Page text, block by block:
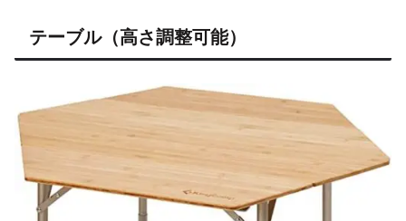
テーブル（高さ調整可能）